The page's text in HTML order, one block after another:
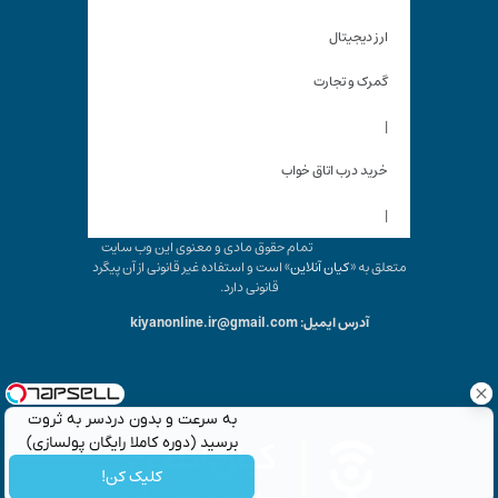
به سرعت و بدون دردسر به ثروت
برسید (دوره کاملا رایگان پولسازی)
کلیک کن!
ارز دیجیتال
گمرک و تجارت
|
خرید درب اتاق خواب
|
تمام حقوق مادی و معنوی این وب سایت
متعلق به «کیان آنلاین» است و استفاده غیر قانونی از آن پیگرد
قانونی دارد.
آدرس ایمیل: kiyanonline.ir@gmail.com